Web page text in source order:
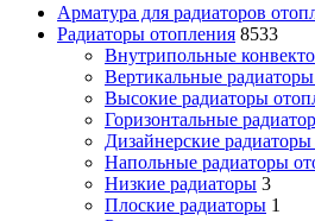
Арматура для радиаторов
Радиаторы отопления 8533
Внутрипольные
Вертикальные
Высокие радиаторы
Горизонтальные
Дизайнерские
Напольные радиаторы
Низкие радиаторы 3
Плоские радиаторы 1